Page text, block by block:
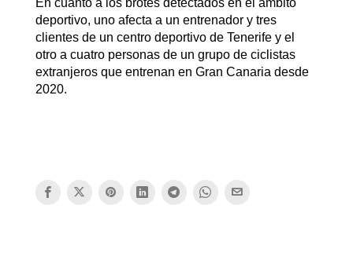
deportivo, uno afecta a un entrenador y tres
clientes de un centro deportivo de Tenerife y el
otro a cuatro personas de un grupo de ciclistas
extranjeros que entrenan en Gran Canaria desde
2020.